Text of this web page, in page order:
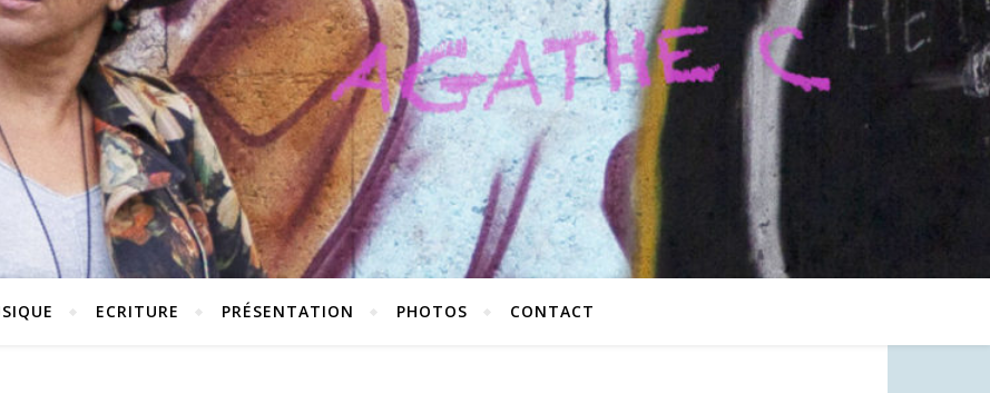
ECRITURE PRÉSENTATION PHOTOS CONTACT